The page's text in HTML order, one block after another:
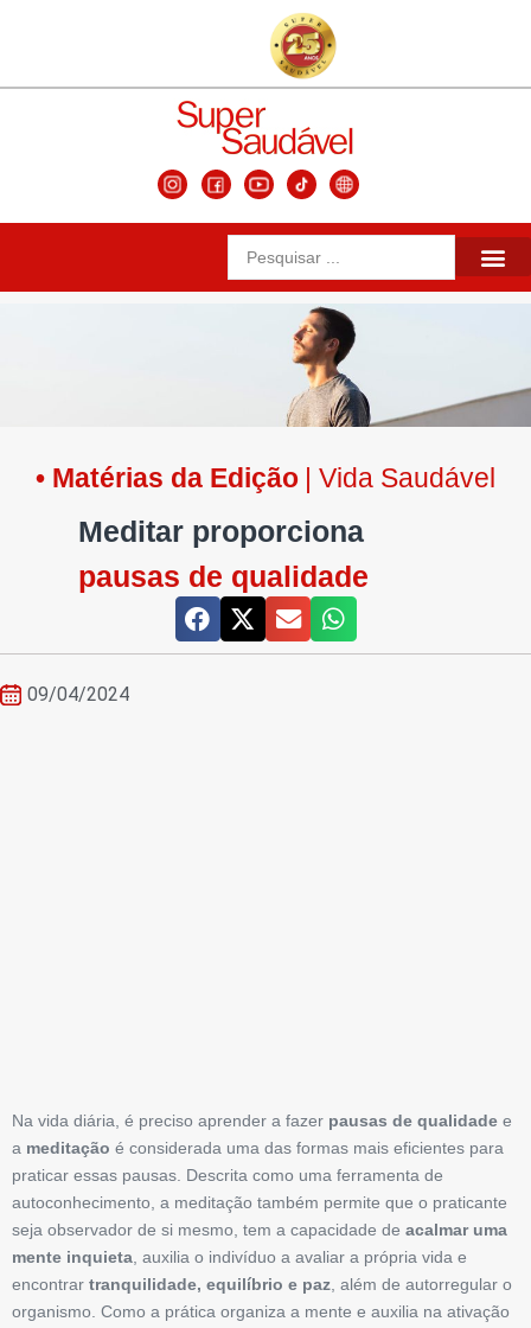
• Matérias da Edição | Vida Saudável
Meditar proporciona
pausas de qualidade
09/04/2024
Na vida diária, é preciso aprender a fazer pausas de qualidade e
a meditação é considerada uma das formas mais eficientes para
praticar essas pausas. Descrita como uma ferramenta de
autoconhecimento, a meditação também permite que o praticante
seja observador de si mesmo, tem a capacidade de acalmar uma
mente inquieta, auxilia o indivíduo a avaliar a própria vida e
encontrar tranquilidade, equilíbrio e paz, além de autorregular o
organismo. Como a prática organiza a mente e auxilia na ativação